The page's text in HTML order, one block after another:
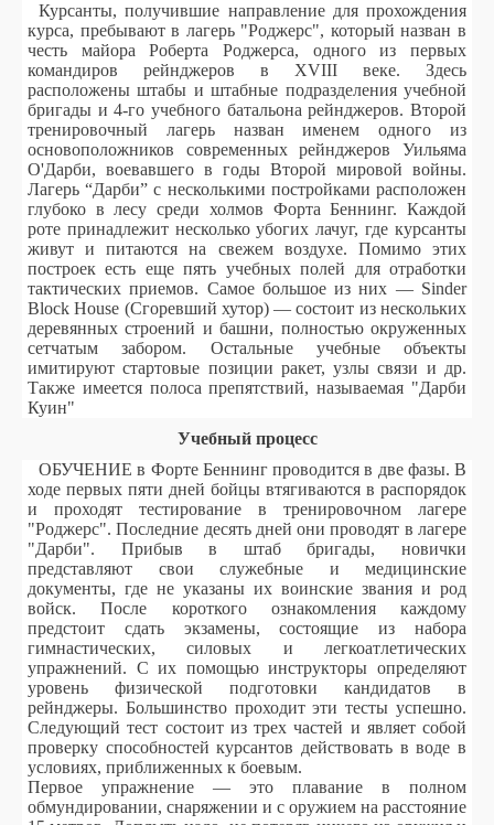
Курсанты, получившие направление для прохождения
курса, пребывают в лагерь "Роджерс", который назван в
честь майора Роберта Роджерса, одного из первых
командиров рейнджеров в XVIII веке. Здесь
расположены штабы и штабные подразделения учебной
бригады и 4-го учебного батальона рейнджеров. Второй
тренировочный лагерь назван именем одного из
основоположников современных рейнджеров Уильяма
О'Дарби, воевавшего в годы Второй мировой войны.
Лагерь “Дарби” с несколькими постройками расположен
глубоко в лесу среди холмов Форта Беннинг. Каждой
роте принадлежит несколько убогих лачуг, где курсанты
живут и питаются на свежем воздухе. Помимо этих
построек есть еще пять учебных полей для отработки
тактических приемов. Самое большое из них — Sinder
Block Hоuse (Сгоревший хутор) — состоит из нескольких
деревянных строений и башни, полностью окруженных
сетчатым забором. Остальные учебные объекты
имитируют стартовые позиции ракет, узлы связи и др.
Также имеется полоса препятствий, называемая "Дарби
Куин"
Учебный процесс
ОБУЧЕНИЕ в Форте Беннинг проводится в две фазы. В
ходе первых пяти дней бойцы втягиваются в распорядок
и проходят тестирование в тренировочном лагере
"Роджерс". Последние десять дней они проводят в лагере
"Дарби". Прибыв в штаб бригады, новички
представляют свои служебные и медицинские
документы, где не указаны их воинские звания и род
войск. После короткого ознакомления каждому
предстоит сдать экзамены, состоящие из набора
гимнастических, силовых и легкоатлетических
упражнений. С их помощью инструкторы определяют
уровень физической подготовки кандидатов в
рейнджеры. Большинство проходит эти тесты успешно.
Следующий тест состоит из трех частей и являет собой
проверку способностей курсантов действовать в воде в
условиях, приближенных к боевым.
Первое упражнение — это плавание в полном
обмундировании, снаряжении и с оружием на расстояние